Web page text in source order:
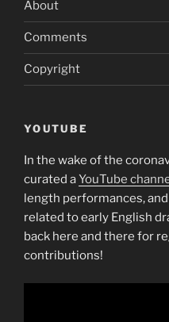
About
Comments
Copyright
YOUTUBE
In the wake of the
curated aYouTube
length performances,
related to early English
back here and there for
contributions!